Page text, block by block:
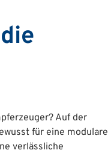
Auf der
für eine modulare
verlässliche